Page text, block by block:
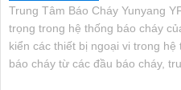
Trung Tâm Báo Cháy Yunyang
trọng trong hệ thống báo cháy
kiển các thiết bị ngoại vi trong
báo cháy từ các đầu báo cháy,